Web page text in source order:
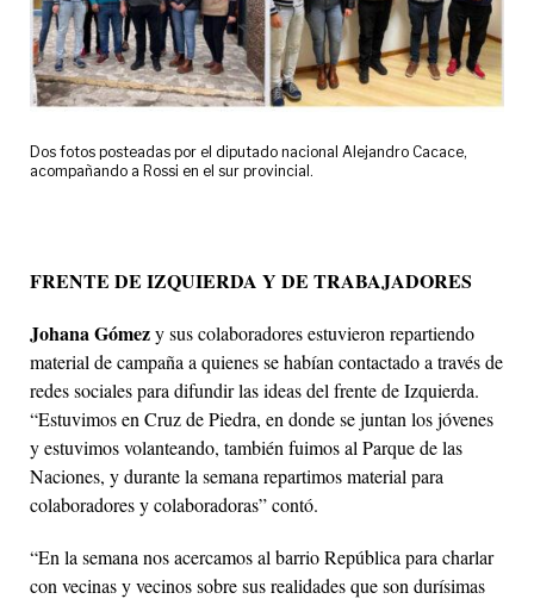
Dos fotos posteadas por el diputado nacional Alejandro Cacace,
acompañando a Rossi en el sur provincial.
FRENTE DE IZQUIERDA Y DE TRABAJADORES
Johana Gómezy sus colaboradores estuvieron repartiendo
material de campaña a quienes se habían contactado a través de
redes sociales para difundir las ideas del frente de Izquierda.
“Estuvimos en Cruz de Piedra, en donde se juntan los jóvenes
y estuvimos volanteando, también fuimos al Parque de las
Naciones, y durante la semana repartimos material para
colaboradores y colaboradoras” contó.
“En la semana nos acercamos al barrio República para charlar
con vecinas y vecinos sobre sus realidades que son durísimas